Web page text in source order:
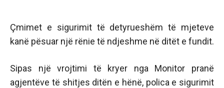
Çmimet e sigurimit të detyrueshëm të mjeteve
kanë pësuar një rënie të ndjeshme në ditët e fundit.
Sipas një vrojtimi të kryer nga Monitor pranë
agjentëve të shitjes ditën e hënë, polica e sigurimit